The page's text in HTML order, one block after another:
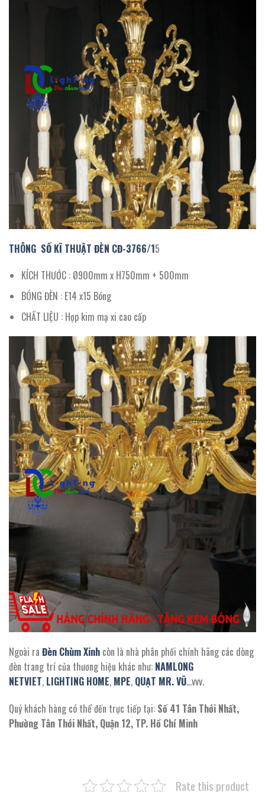
THÔNG SỐ KĨ THUẬT ĐÈN CĐ-3766/15
KÍCH THƯỚC : Ø900mm x H750mm + 500mm
BÓNG ĐÈN : E14 x15 Bóng
CHẤT LIỆU : Hợp kim mạ xi cao cấp
Ngoài ra Đèn Chùm Xinh còn là nhà phân phối chính hãng các dòng
đèn trang trí của thương hiệu khác như: NAMLONG
NETVIET, LIGHTING HOME, MPE, QUẠT MR. VŨ…vvv.
Quý khách hàng có thể đến trực tiếp tại: Số 41 Tân Thới Nhất,
Phường Tân Thới Nhất, Quận 12, TP. Hồ Chí Minh
Rate this product